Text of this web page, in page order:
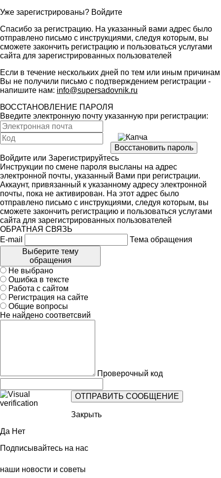
Уже зарегистрированы? Войдите
Спасибо за регистрацию. На указанный вами адрес было
отправлено письмо с инструкциями, следуя которым, вы
сможете закончить регистрацию и пользоваться услугами
сайта для зарегистрированных пользователей
Если в течение нескольких дней по тем или иным причинам
Вы не получили письмо с подтверждением регистрации -
напишите нам: info@supersadovnik.ru
ВОССТАНОВЛЕНИЕ ПАРОЛЯ
Введите электронную почту указанную при регистрации:
Войдите или Зарегистрируйтесь
Инструкции по смене пароля высланы на адрес
электронной почты, указанный Вами при регистрации.
Аккаунт, привязанный к указанному адресу электронной
почты, пока не активирован. На этот адрес было
отправлено письмо с инструкциями, следуя которым, вы
сможете закончить регистрацию и пользоваться услугами
сайта для зарегистрированных пользователей
ОБРАТНАЯ СВЯЗЬ
E-mail
Тема обращения
Выберите тему
обращения
Не выбрано
Ошибка в тексте
Работа с сайтом
Регистрация на сайте
Общие вопросы
Не найдено соответсвий
Проверочный код
Закрыть
Да Нет
Подписывайтесь на нас
наши новости и советы